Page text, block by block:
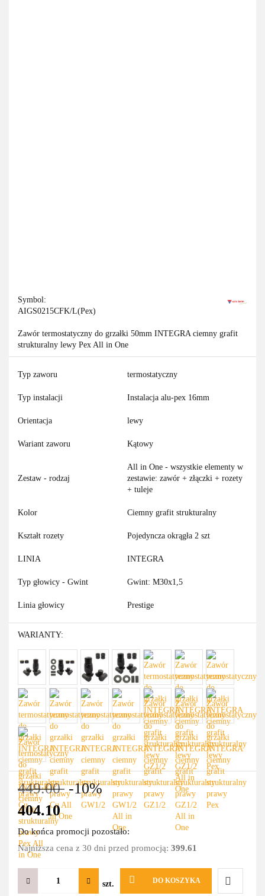
Symbol:
AIGS0215CFK/L(Pex)
Zawór termostatyczny do grzałki 50mm INTEGRA ciemny grafit
strukturalny lewy Pex All in One
Typ zaworu termostatyczny
Typ instalacji Instalacja alu-pex 16mm
Orientacja lewy
Wariant zaworu Kątowy
Zestaw - rodzaj
All in One - wszystkie elementy w
zestawie: zawór + złączki + rozety
+ tuleje
Kolor Ciemny grafit strukturalny
Kształt rozety Pojedyncza okrągła 2 szt
LINIA INTEGRA
Typ głowicy - Gwint Gwint: M30x1,5
Linia głowicy Prestige
WARIANTY:
449.00 -10%
404.10
Do końca promocji pozostało:
Najniższa cena z 30 dni przed promocją: 399.61
szt. DO KOSZYKA